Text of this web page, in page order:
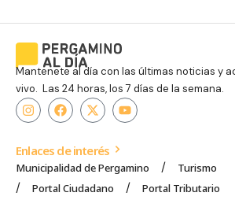
Mantenete al día con las últimas noticias y
vivo. Las 24 horas, los 7 días de la semana.
Enlaces de interés
Municipalidad de Pergamino
Turismo
Portal Ciudadano
Portal Tributario